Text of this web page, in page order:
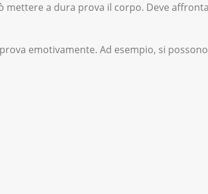
mettere a dura prova il corpo. Deve
emotivamente. Ad esempio, si